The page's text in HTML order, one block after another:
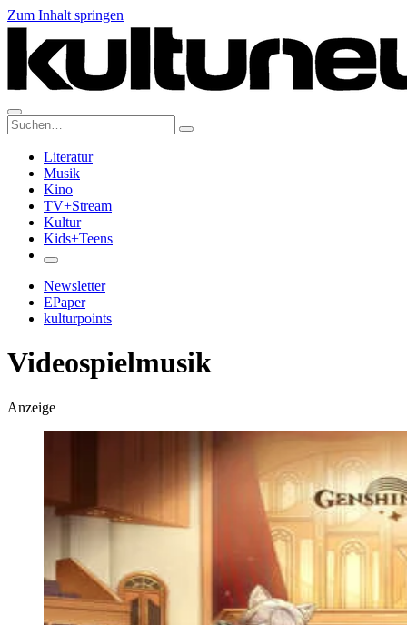
Zum Inhalt springen
Suche:
Literatur
Musik
Kino
TV+Stream
Kultur
Kids+Teens
Newsletter
EPaper
kulturpoints
Videospielmusik
Anzeige